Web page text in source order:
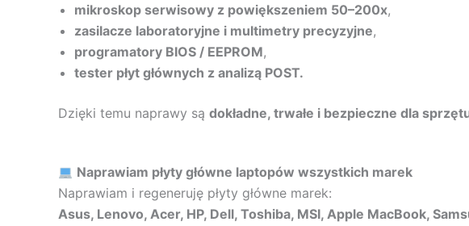
mikroskop serwisowy z powiększeniem 50–200x,
zasilacze laboratoryjne i multimetry precyzyjne,
programatory BIOS / EEPROM,
tester płyt głównych z analizą POST.
Dzięki temu naprawy są dokładne, trwałe i bezpieczne dla
Naprawiam płyty główne laptopów wszystkich marek
Naprawiam i regeneruję płyty główne marek:
Asus, Lenovo, Acer, HP, Dell, Toshiba, MSI, Apple MacBook,